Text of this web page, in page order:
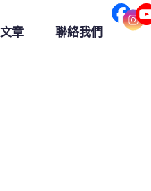
章 聯絡我們